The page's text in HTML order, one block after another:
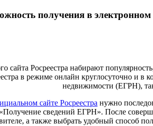
получения в электронном
сайта Росреестра набирают
в режиме онлайн круглосуточно и
недвижимости (ЕГРН),
сайте Росреестра нужно
сведений ЕГРН». После
а также выбрать удобный способ